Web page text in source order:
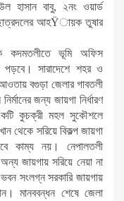
হাসান বাবু, ২নং ওয়ার্ড
ছাত্রদলের আহŸায়ক তুষার
কদমতলীতে ভূমি অফিস
পড়বে। সারাদেশে শহর ও
বগুড়া জেলার গাবতলী
জন্য জায়গা নির্ধারণ
কুচক্রী মহল সুকৌশলে
থেকে সরিয়ে বিকল্প জায়গা
কাম্য নয়। নেপালতলী
জায়গায় সরিয়ে নেয়া না
সংলগ্ন সরকারি জায়গায়
মানববন্ধন শেষে জেলা